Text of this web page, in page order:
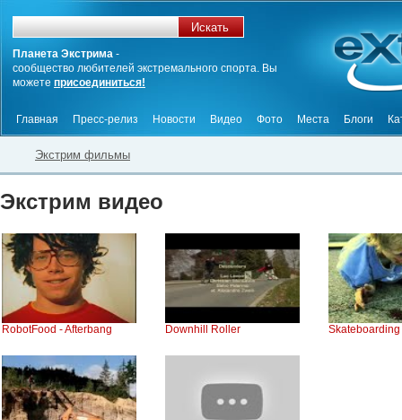
Планета Экстрима -
сообщество любителей экстремального спорта. Вы
можете присоединиться!
Главная Пресс-релиз Новости Видео Фото Места Блоги
Экстрим фильмы
Экстрим видео
RobotFood - Afterbang Downhill Roller